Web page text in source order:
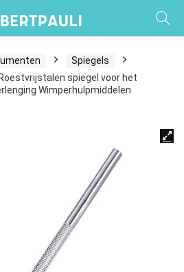
Spiegels
spiegel voor het
Wimperhulpmiddelen